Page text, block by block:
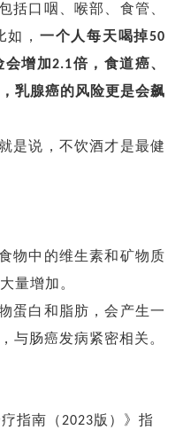
括口咽、喉部、食管、
， 一个人每天喝掉50
会增加2.1倍，食道癌、
乳腺癌的风险更是会飙
是说，不饮酒才是最健
物中的维生素和矿物质
量增加。
蛋白和脂肪，会产生一
与肠癌发病紧密相关。
指南 （2023版 ） 》指